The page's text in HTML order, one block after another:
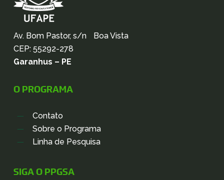
Av. Bom Pastor, s/n Boa Vista
CEP: 55292-278
Garanhus – PE
O PROGRAMA
Contato
Sobre o Programa
Linha de Pesquisa
SIGA O PPGSA